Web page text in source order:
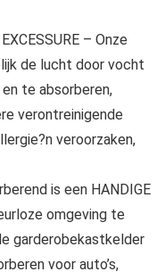
– Onze
de lucht door vocht
te absorberen,
verontreinigende
veroorzaken,
is een HANDIGE
omgeving te
garderobekastkelder
voor auto’s,